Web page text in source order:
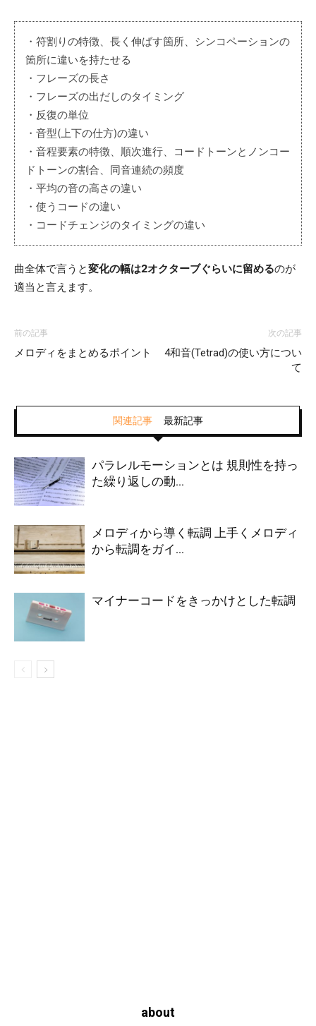
・符割りの特徴、長く伸ばす箇所、シンコペーションの
箇所に違いを持たせる
・フレーズの長さ
・フレーズの出だしのタイミング
・反復の単位
・音型(上下の仕方)の違い
・音程要素の特徴、順次進行、コードトーンとノンコー
ドトーンの割合、同音連続の頻度
・平均の音の高さの違い
・使うコードの違い
・コードチェンジのタイミングの違い
曲全体で言うと変化の幅は2オクターブぐらいに留めるのが
適当と言えます。
前の記事
メロディをまとめるポイント
次の記事
4和音(Tetrad)の使い方につい
て
関連記事 最新記事
パラレルモーションとは 規則性を持っ
た繰り返しの動...
メロディから導く転調 上手くメロディ
から転調をガイ...
マイナーコードをきっかけとした転調
about